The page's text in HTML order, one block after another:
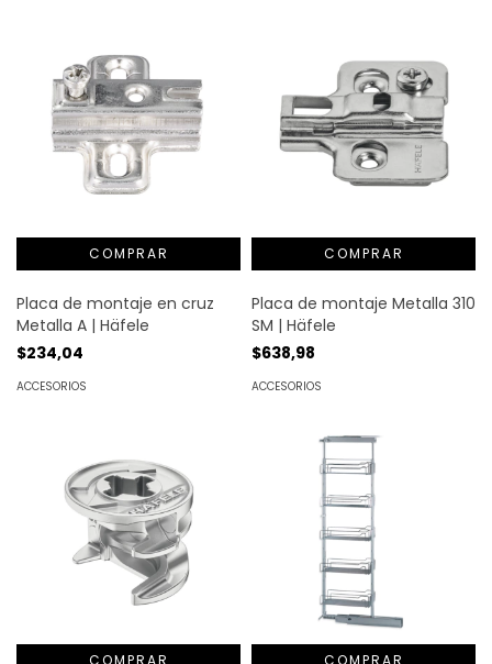
Placa de montaje en cruz
Metalla A | Häfele
$234,04
ACCESORIOS
Placa de montaje Metalla 310
SM | Häfele
$638,98
ACCESORIOS